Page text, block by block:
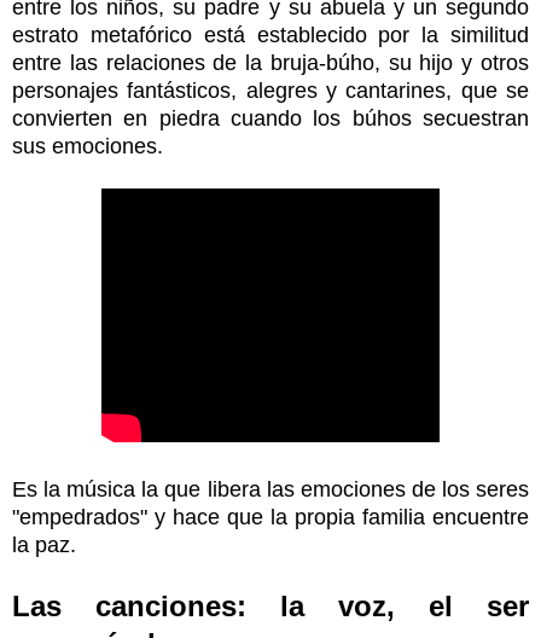
entre los niños, su padre y su abuela y un segundo
estrato metafórico está establecido por la similitud
entre las relaciones de la bruja-búho, su hijo y otros
personajes fantásticos, alegres y cantarines, que se
convierten en piedra cuando los búhos secuestran
sus emociones.
Es la música la que libera las emociones de los seres
"empedrados" y hace que la propia familia encuentre
la paz.
Las canciones: la voz, el ser